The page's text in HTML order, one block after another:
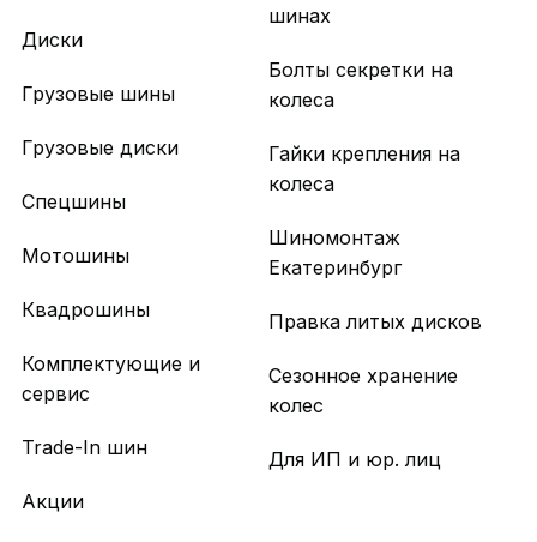
Диски
Грузовые шины
Грузовые диски
Спецшины
Мотошины
Квадрошины
Комплектующие и
сервис
Trade-In шин
Акции
шинах
Болты секретки на
колеса
Гайки крепления на
колеса
Шиномонтаж
Екатеринбург
Правка литых дисков
Сезонное хранение
колес
Для ИП и юр. лиц